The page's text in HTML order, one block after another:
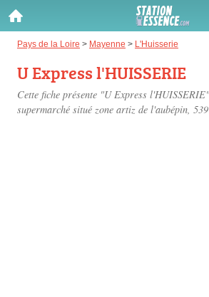
Pays de la Loire > Mayenne > L'Huisserie
U Express l'HUISSERIE
Cette fiche présente "U Express
supermarché situé zone artiz de l'aubépin,
Gazole :
Disponible
SP 98 :